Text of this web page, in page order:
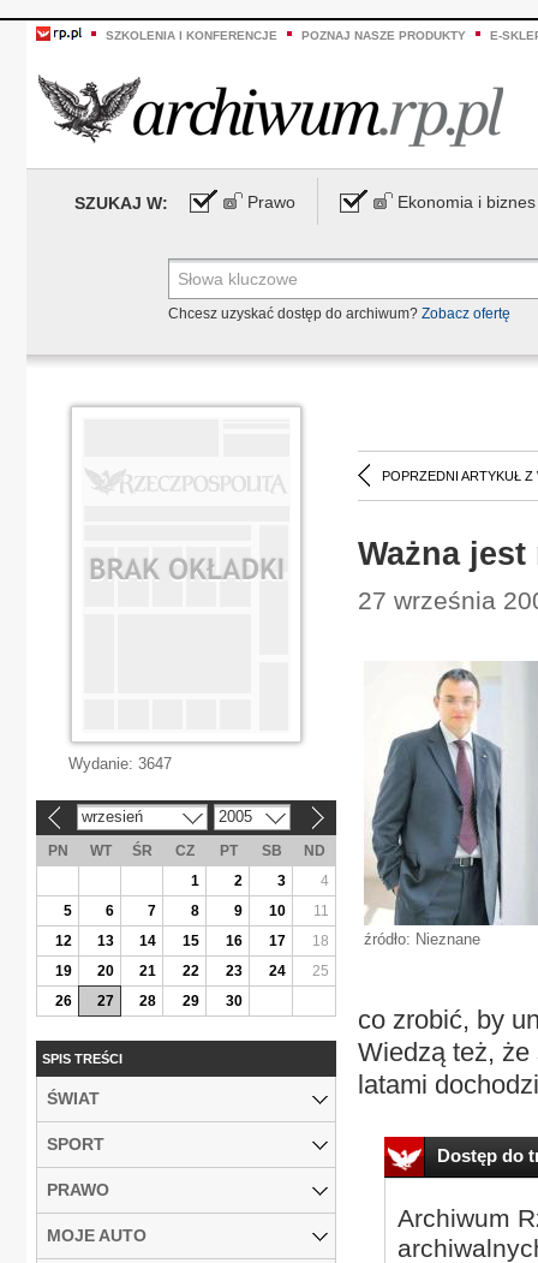
SZKOLENIA I KONFERENCJE POZNAJ NASZE PRODUKTY E-
SZUKAJ W: Prawo Ekonomia i biznes
Chcesz uzyskać dostęp do archiwum? Zobacz ofertę
POPRZEDNI ARTYKUŁ Z
Ważna
27 września
źródło: Nieznane
co zrobić, by
Wiedzą też, że
latami
Dostęp do
Archiwum
Wydanie: 3647
wrzesień 2005
PN WT ŚR CZ PT SB
ND
1
2 3
4
5
6 7 8 9 10
11
12
13 14 15 16 17
18
19
20 21 22 23 24
25
26
27 28 29 30
SPIS TREŚCI
ŚWIAT
SPORT
PRAWO
MOJE AUTO